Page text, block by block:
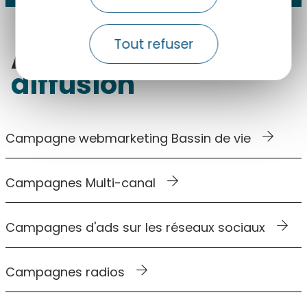
Tout refuser
Autres leviersde
diffusion
Campagne webmarketing Bassin de vie
Campagnes Multi-canal
Campagnes d'ads sur les réseaux sociaux
Campagnes radios